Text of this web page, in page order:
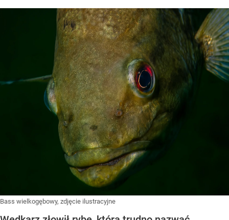
Bass wielkogębowy, zdjęcie ilustracyjne